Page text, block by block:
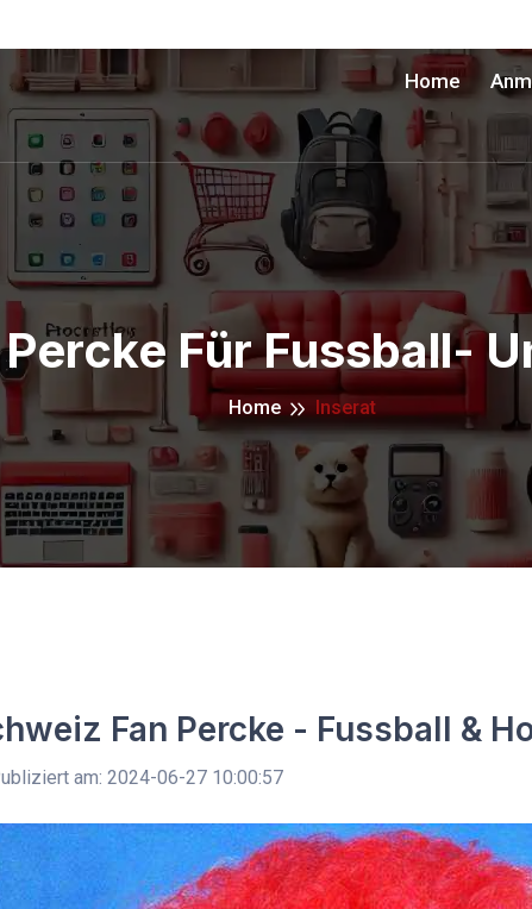
Home
Für Fussball-
Home Inserat
Fan Percke - Fussball &
am: 2024-06-27 10:00:57